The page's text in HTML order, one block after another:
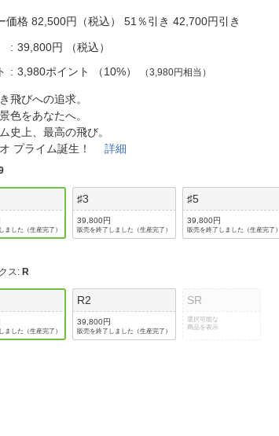
お客様サポート
よくある質問・お問合せ
ご利用規約
価格 82,500円（税込） 51％引き 42,700円引き
39,800円
（税込）
3,980ポイント （10%） （3,980円相当）
飛びへの追求。
色をあなたへ。
史上、最高の飛び。
オ プライム誕生！詳細
ました（生産完了）
♯3
39,800円
販売を終了しました（生産完了）
♯5
39,800円
販売を終了しました（生産完了）
ス: R
ました（生産完了）
R2
39,800円
販売を終了しました（生産完了）
SR
選択可能な
商品を表示